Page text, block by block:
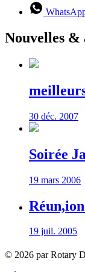
Nouvelles &
30 déc. 2007
Soirée
19 mars 2006
19 juil. 2005
© 2026 par Rotary